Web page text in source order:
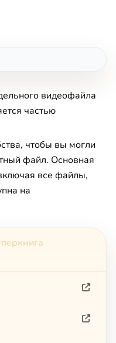
видеофайла
частью
чтобы вы могли
файл. Основная
все файлы,
на